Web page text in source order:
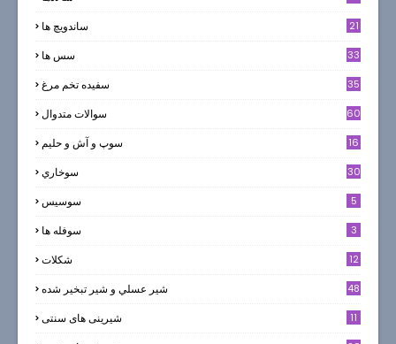
ساندویچ ها 21
سس ها 33
سفيده تخم مرغ 35
سوالات متدوال 60
سوپ و آش و حليم 16
سوخاري 30
سوسيس 5
سوفله ها 3
شکلات
12
شير عسلي و شير تبخير شده 48
شیرینی های سنتی 11